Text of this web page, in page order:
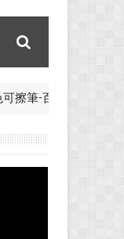
350ML 折疊矽膠咖啡